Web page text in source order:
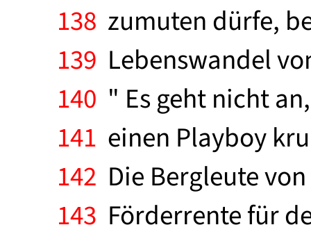
138 zumuten dürfe,
139 Lebenswandel
140 " Es geht nicht
141 einen Playboy
142 Die Bergleute
143 Förderrente für